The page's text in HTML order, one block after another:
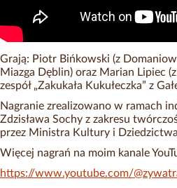
Grają: Piotr Bińkowski (z
Miazga Dęblin) oraz Marian Lipiec
zespół „Zakukała Kukułeczka” z
Nagranie zrealizowano w ramach
Zdzisława Sochy z zakresu
przez Ministra Kultury i
Więcej nagrań na moim kanale
https://www.youtube.com/